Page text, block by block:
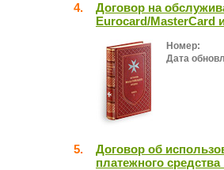
4.
Договор на
Eurocard/MasterCard
Номер:
Дата
5.
Договор об
платежного